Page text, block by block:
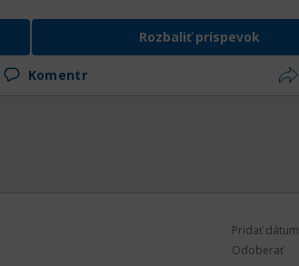
Rozbaliť príspevok
Komentr
Pridať dátum
Odoberať